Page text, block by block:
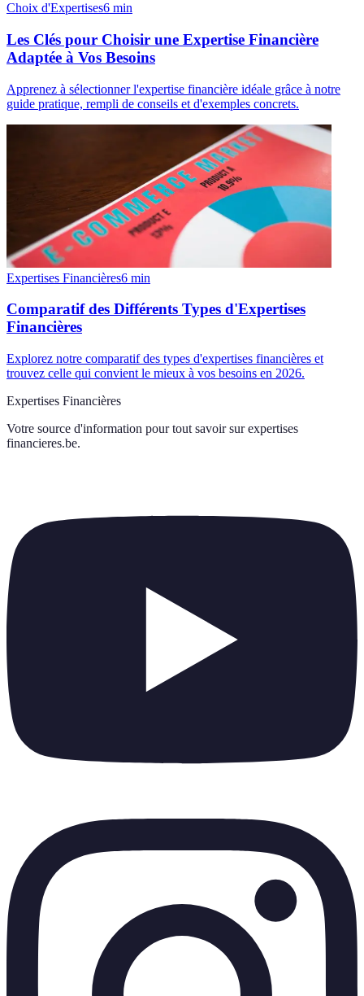
Choix d'Expertises6 min
Les Clés pour Choisir une Expertise Financière
Adaptée à Vos Besoins
Apprenez à sélectionner l'expertise financière idéale grâce à notre
guide pratique, rempli de conseils et d'exemples concrets.
Expertises Financières6 min
Comparatif des Différents Types d'Expertises
Financières
Explorez notre comparatif des types d'expertises financières et
trouvez celle qui convient le mieux à vos besoins en 2026.
Expertises Financières
Votre source d'information pour tout savoir sur expertises
financieres.be.